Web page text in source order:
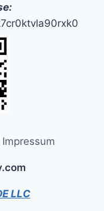
LLC
Impressum